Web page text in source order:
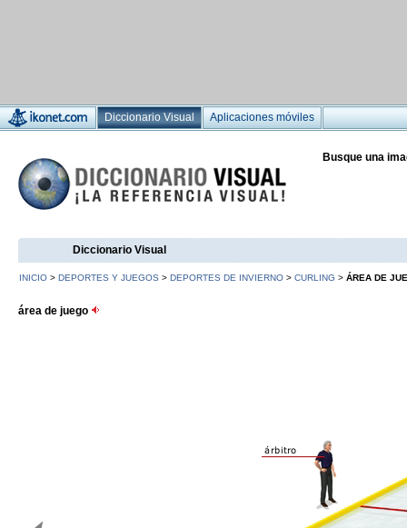
Diccionario Visual Aplicaciones móviles
Busque una
Diccionario Visual
INICIO > DEPORTES Y JUEGOS > DEPORTES DE INVIERNO > CURLING > ÁREA DE
área de juego